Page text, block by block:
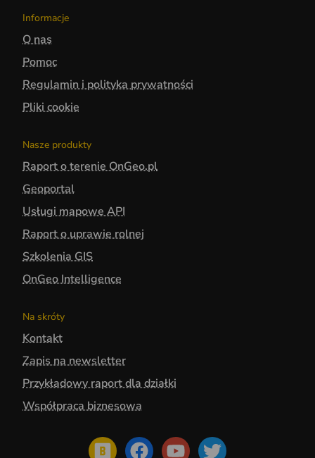
Informacje
O nas
Pomoc
Regulamin i polityka prywatności
Pliki cookie
Nasze produkty
Raport o terenie OnGeo.pl
Geoportal
Usługi mapowe API
Raport o uprawie rolnej
Szkolenia GIS
OnGeo Intelligence
Na skróty
Kontakt
Zapis na newsletter
Przykładowy raport dla działki
Współpraca biznesowa